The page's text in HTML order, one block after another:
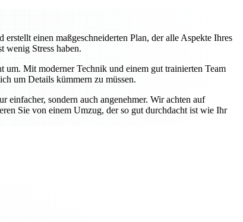
einen maßgeschneiderten Plan, der alle Aspekte Ihres
wenig Stress haben.
um. Mit moderner Technik und einem gut trainierten Team
um Details kümmern zu müssen.
sondern auch angenehmer. Wir achten auf
Sie von einem Umzug, der so gut durchdacht ist wie Ihr